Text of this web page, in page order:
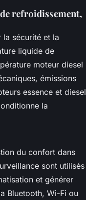
refroidissement,
la sécurité et la
liquide de
moteur diesel
émissions
essence et diesel
la
du confort dans
sont utilisés
et générer
Bluetooth, Wi-Fi ou